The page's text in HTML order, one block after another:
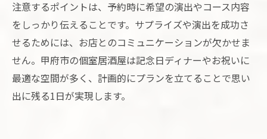
注意するポイントは、予約時に希望の演出やコース内容
をしっかり伝えることです。サプライズや演出を成功さ
せるためには、お店とのコミュニケーションが欠かせま
せん。甲府市の個室居酒屋は記念日ディナーやお祝いに
最適な空間が多く、計画的にプランを立てることで思い
出に残る1日が実現します。